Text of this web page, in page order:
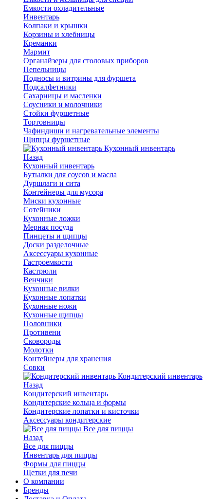
Емкости охладительные
Инвентарь
Колпаки и крышки
Корзины и хлебницы
Креманки
Мармит
Органайзеры для столовых приборов
Пепельницы
Подносы и витрины для фуршета
Подсалфетники
Сахарницы и масленки
Соусники и молочники
Стойки фуршетные
Тортовницы
Чафиндиши и нагревательные элементы
Щипцы фуршетные
Кухонный инвентарь
Назад
Кухонный инвентарь
Бутылки для соусов и масла
Дуршлаги и сита
Контейнеры для мусора
Миски кухонные
Сотейники
Кухонные ложки
Мерная посуда
Пинцеты и щипцы
Доски разделочные
Аксессуары кухонные
Гастроемкости
Кастрюли
Венчики
Кухонные вилки
Кухонные лопатки
Кухонные ножи
Кухонные щипцы
Половники
Противени
Сковороды
Молотки
Контейнеры для хранения
Совки
Кондитерский инвентарь
Назад
Кондитерский инвентарь
Кондитерские кольца и формы
Кондитерские лопатки и кисточки
Аксессуары кондитерские
Все для пиццы
Назад
Все для пиццы
Инвентарь для пиццы
Формы для пиццы
Щетки для печи
О компании
Бренды